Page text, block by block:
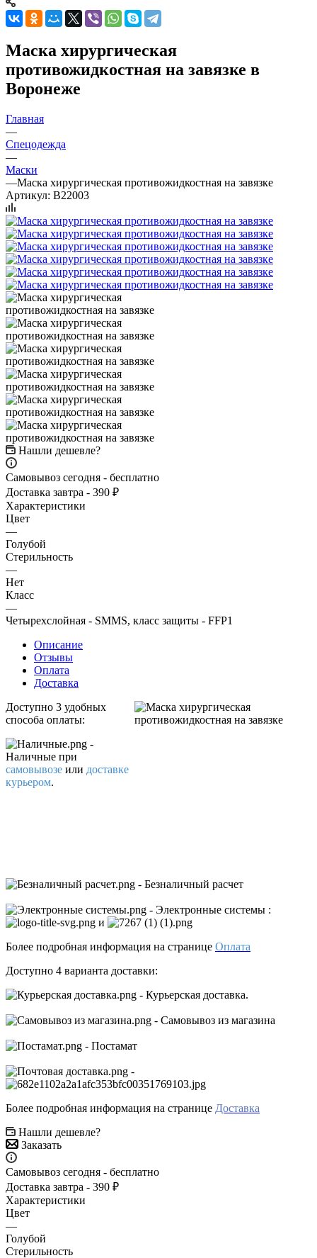
Маска хирургическая
противожидкостная на завязке в
Воронеже
Главная
—
Спецодежда
—
Маски
—Маска хирургическая противожидкостная на завязке
Артикул: B22003
Нашли дешевле?
Самовывоз сегодня - бесплатно
Доставка завтра - 390 ₽
Характеристики
Цвет
—
Голубой
Стерильность
—
Нет
Класс
—
Четырехслойная - SMMS, класс защиты - FFP1
Описание
Отзывы
Оплата
Доставка
Доступно 3 удобных
способа оплаты:
-
Наличные при
самовывозе или доставке
курьером.
- Безналичный расчет
- Электронные системы :
и
Более подробная информация на странице Оплата
Доступно 4 варианта доставки:
- Курьерская доставка.
- Самовывоз из магазина
- Постамат
-
Более подробная информация на странице Доставка
Нашли дешевле?
Заказать
Самовывоз сегодня - бесплатно
Доставка завтра - 390 ₽
Характеристики
Цвет
—
Голубой
Стерильность